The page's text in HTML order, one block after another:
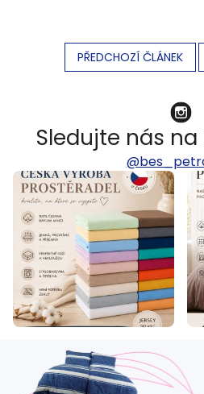
PŘEDCHOZÍ ČLÁNEK
Sledujte nás